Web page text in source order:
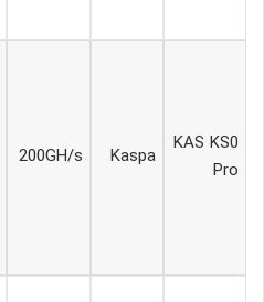
KAS KS0
Pro
Kaspa
200GH/s